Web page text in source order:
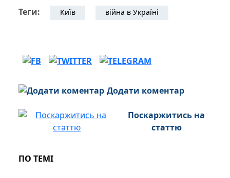
Теги: Київ війна в Україні
Додати коментар
Поскаржитись на
статтю
ПО ТЕМІ